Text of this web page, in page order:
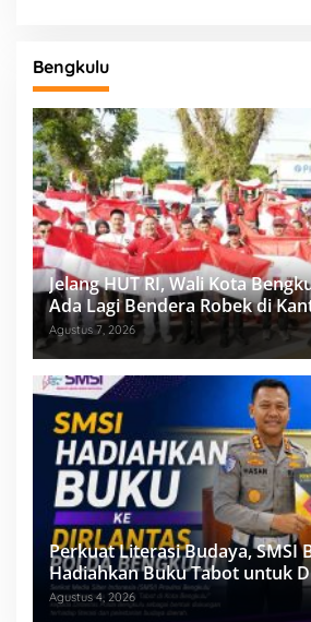
Bengkulu
Jelang HUT RI, Wali Kota
Ada Lagi Bendera Robek di
Agustus 7, 2026
Perkuat Literasi Budaya, SMSI
Hadiahkan Buku Tabot untuk
Agustus 4, 2026